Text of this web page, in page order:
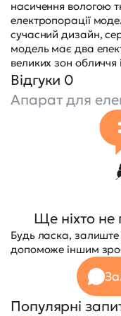
насичення вологою
електропорації
сучасний дизайн,
модель має два
великих зон обличчя
Відгуки 0
Апарат для
Ще ніхто не
Будь ласка,
допоможе іншим
Популярні